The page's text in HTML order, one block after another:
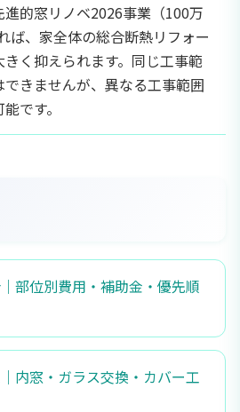
進的窓リノベ2026事業（100万
ば、家全体の総合断熱リフォー
く抑えられます。同じ工事範
きませんが、異なる工事範囲
です。
部位別費用・補助金・優先順
内窓・ガラス交換・カバー工